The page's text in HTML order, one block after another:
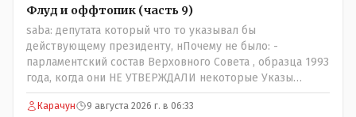
Флуд и оффтопик (часть 9)
saba: депутата который что то указывал бы
действующему президенту, нПочему не было: -
парламентский состав Верховного Совета , образца 1993
года, когда они НЕ УТВЕРЖДАЛИ некоторые Указы
Назарбаева, особенно в части выборов и перевыборов и
некоторых вопросах внутренней политики, и тогда
Карачун 9 августа 2026 г. в 06:33